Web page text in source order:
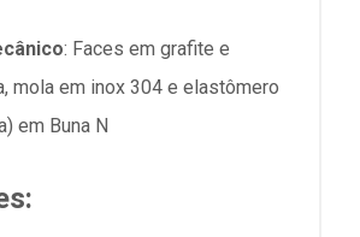
: Faces em grafite e
mola em inox 304 e elastômero
em Buna N
: